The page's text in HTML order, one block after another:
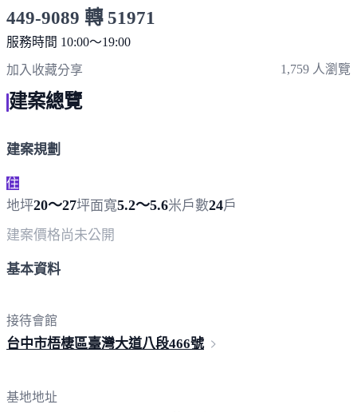
449-9089 轉 51971
服務時間 10:00～19:00
加入收藏分享 1,759 人瀏覽
建案總覽
建案規劃
住
地坪20～27坪面寬5.2～5.6米戶數24戶
建案價格尚未公開
基本資料
接待會館
台中市梧棲區臺灣大道八段466號
基地地址